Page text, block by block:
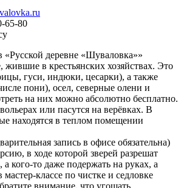
65-80
деревне «Шуваловка»»
жившие в крестьянских хозяйствах. Это
гуси, индюки, цесарки), а также
пони), осел, северные олени и
на них можно абсолютно бесплатно.
или пасутся на верёвках. В
находятся в теплом помещении
запись в офисе обязательна)
в ходе которой зверей разрешат
а кого-то даже подержать на руках, а
мастер-классе по чистке и седловке
внимание, что угощать